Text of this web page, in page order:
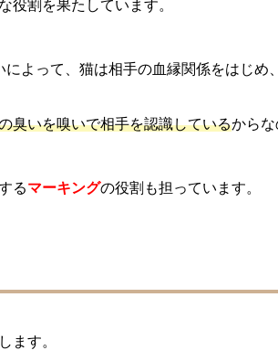
役割を果たしています。
よって、猫は相手の血縁関係をはじめ
臭いを嗅いで相手を認識しているからな
るマーキングの役割も担っています。
ます。